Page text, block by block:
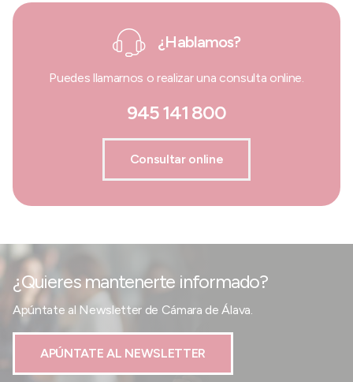
¿Hablamos?
Puedes llamarnos o realizar una consulta online.
945 141 800
Consultar online
¿Quieres mantenerte informado?
Apúntate al Newsletter de Cámara de Álava.
APÚNTATE AL NEWSLETTER